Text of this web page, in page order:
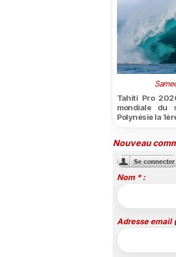
Tahiti Pro
mondiale
Polynésie la
Nouveau
Nom * :
Adresse email